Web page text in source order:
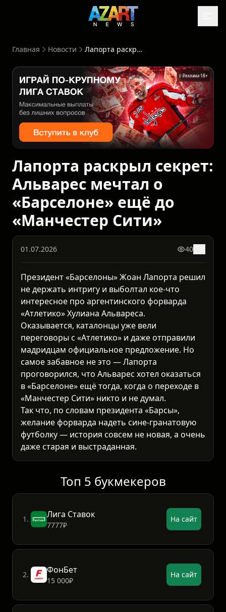
Главная Новости Лапорта раскрыл секрет: Альварес мечтал о «Барселоне» ещё до «Манчестер Сити»
Реклама 18+
Лапорта раскрыл секрет:
Альварес мечтал о
«Барселоне» ещё до
«Манчестер Сити»
01.07.2026 40
Президент «Барселоны» Жоан Лапорта решил
не держать интригу и выболтал кое-что
интересное про аргентинского форварда
«Атлетико» Хулиана Альвареса.
Оказывается, каталонцы уже вели
переговоры с «Атлетико» и даже отправили
мадридцам официальное предложение. Но
самое забавное не это — Лапорта
проговорился, что Альварес хотел оказаться
в «Барселоне» ещё тогда, когда о переходе в
«Манчестер Сити» никто и не думал.
Так что, по словам президента «Барсы»,
желание форварда надеть сине-гранатовую
футболку — история совсем не новая, а очень
даже старая и выстраданная.
Топ 5 букмекеров
1. Лига Ставок
7777₽
На сайт
2. ФонБет
15 000₽
На сайт